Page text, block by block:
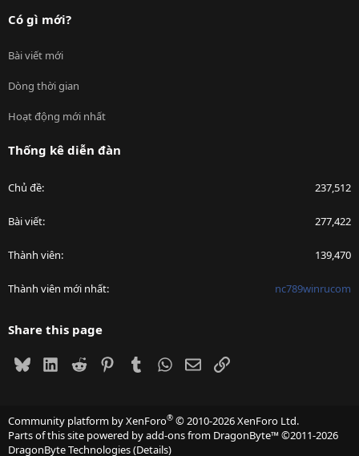
Có gì mới?
Bài viết mới
Dòng thời gian
Hoạt động mới nhất
Thống kê diễn đàn
Chủ đề 237,512
Bài viết 277,422
Thành viên 139,470
Thành viên mới nhất nc789winrucom
Share this page
BlueskyLinkedIn
Reddit PinterestTumblrWhatsApp
EmailLink
Community platform by XenForo® © 2010-2026 XenForo Ltd.
Parts of this site powered byadd-ons from DragonByte™©2011-2026
DragonByte Technologies(Details)